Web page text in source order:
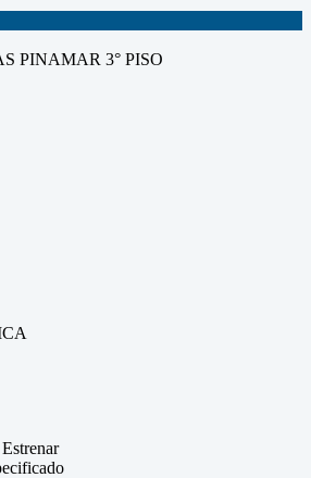
PINAMAR 3° PISO